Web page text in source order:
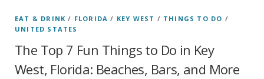
EAT & DRINK / FLORIDA / KEY WEST / THINGS TO DO /
UNITED STATES
The Top 7 Fun Things to Do in Key
West, Florida: Beaches, Bars, and More